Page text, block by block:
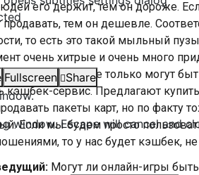
Fullscreen
Share
window. Escape will cancel and
его держит, тем он дороже.
тем он дешевле.
то есть это такой мыльный
очень хитрые и очень много
во что-либо. Не только могут
сервис. Предлагают
пакеты карт, но по факту
Если мы будем просто
то у нас будет кэшбек, не
Могут ли онлайн-игры